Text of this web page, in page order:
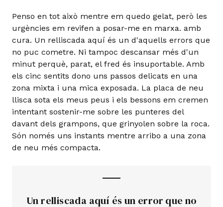
Penso en tot això mentre em quedo gelat, però les
urgències em revifen a posar-me en marxa. amb
cura. Un relliscada aquí és un d'aquells errors que
no puc cometre. Ni tampoc descansar més d'un
minut perquè, parat, el fred és insuportable. Amb
els cinc sentits dono uns passos delicats en una
zona mixta i una mica exposada. La placa de neu
llisca sota els meus peus i els bessons em cremen
intentant sostenir-me sobre les punteres del
davant dels grampons, que grinyolen sobre la roca.
Són només uns instants mentre arribo a una zona
de neu més compacta.
Un relliscada aquí és un error que no